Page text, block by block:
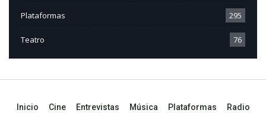
Plataformas 295
Teatro 76
Inicio Cine Entrevistas Música Plataformas Radio